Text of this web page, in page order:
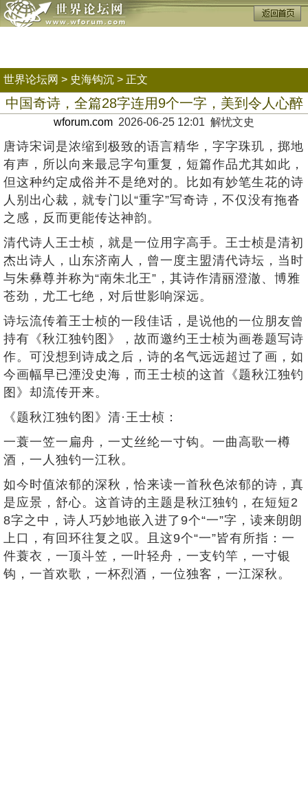
世界论坛网 > 史海钩沉 > 正文
中国奇诗，全篇28字连用9个一字，美到令人心醉
wforum.com 2026-06-25 12:01 解忧文史
唐诗宋词是浓缩到极致的语言精华，字字珠玑，掷地
有声，所以向来最忌字句重复，短篇作品尤其如此，
但这种约定成俗并不是绝对的。比如有妙笔生花的诗
人别出心裁，就专门以“重字”写奇诗，不仅没有拖沓
之感，反而更能传达神韵。
清代诗人王士桢，就是一位用字高手。王士桢是清初
杰出诗人，山东济南人，曾一度主盟清代诗坛，当时
与朱彝尊并称为“南朱北王”，其诗作清丽澄澈、博雅
苍劲，尤工七绝，对后世影响深远。
诗坛流传着王士桢的一段佳话，是说他的一位朋友曾
持有《秋江独钓图》，故而邀约王士桢为画卷题写诗
作。可没想到诗成之后，诗的名气远远超过了画，如
今画幅早已湮没史海，而王士桢的这首《题秋江独钓
图》却流传开来。
《题秋江独钓图》清·王士桢：
一蓑一笠一扁舟，一丈丝纶一寸钩。一曲高歌一樽
酒，一人独钓一江秋。
如今时值浓郁的深秋，恰来读一首秋色浓郁的诗，真
是应景，舒心。这首诗的主题是秋江独钓，在短短2
8字之中，诗人巧妙地嵌入进了9个“一”字，读来朗朗
上口，有回环往复之叹。且这9个“一”皆有所指：一
件蓑衣，一顶斗笠，一叶轻舟，一支钓竿，一寸银
钩，一首欢歌，一杯烈酒，一位独客，一江深秋。